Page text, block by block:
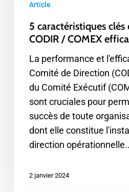
Article
5 caractéristiques clés
CODIR / COMEX
La performance et
Comité de Direction
du Comité Exécutif
sont cruciales pour
succès de toute
dont elle constitue
direction
2 janvier 2024